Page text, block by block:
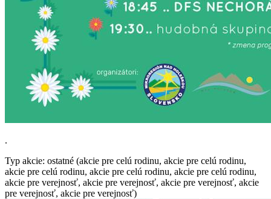
.
Typ akcie: ostatné (akcie pre celú rodinu, akcie pre celú rodinu,
akcie pre celú rodinu, akcie pre celú rodinu, akcie pre celú rodinu,
akcie pre verejnosť, akcie pre verejnosť, akcie pre verejnosť, akcie
pre verejnosť, akcie pre verejnosť)